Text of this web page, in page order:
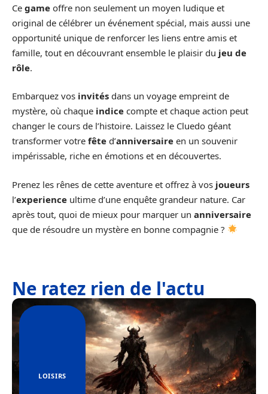
Ce game offre non seulement un moyen ludique et
original de célébrer un événement spécial, mais aussi une
opportunité unique de renforcer les liens entre amis et
famille, tout en découvrant ensemble le plaisir du jeu de
rôle.
Embarquez vos invités dans un voyage empreint de
mystère, où chaque indice compte et chaque action peut
changer le cours de l’histoire. Laissez le Cluedo géant
transformer votre fête d’anniversaire en un souvenir
impérissable, riche en émotions et en découvertes.
Prenez les rênes de cette aventure et offrez à vos joueurs
l’experience ultime d’une enquête grandeur nature. Car
après tout, quoi de mieux pour marquer un anniversaire
que de résoudre un mystère en bonne compagnie ?
Ne ratez rien de l'actu
LOISIRS